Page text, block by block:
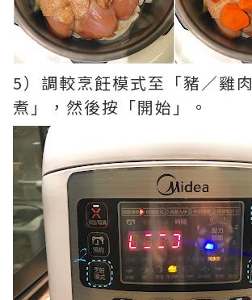
5）調較烹飪模式至「豬／雞
煮」，然後按「開始」。